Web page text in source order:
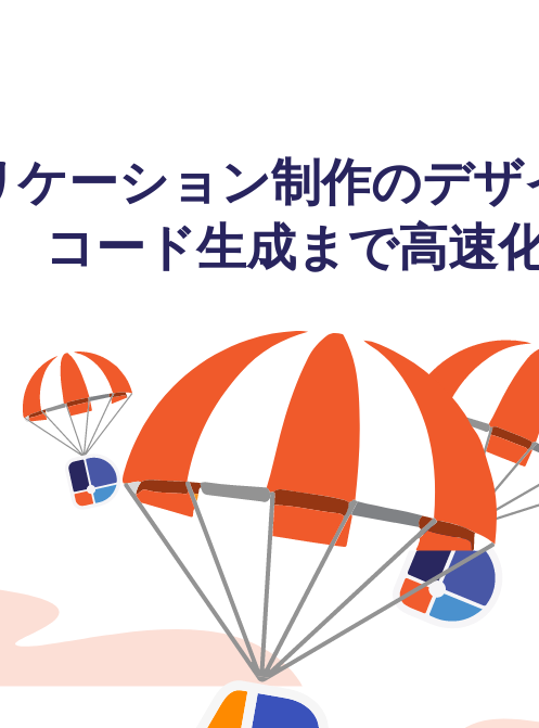
ケーション制作のデ
コード生成まで高速